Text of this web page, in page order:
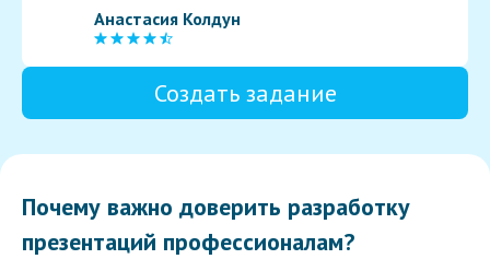
Анастасия Колдун
Создать задание
Почему важно доверить разработку
презентаций профессионалам?